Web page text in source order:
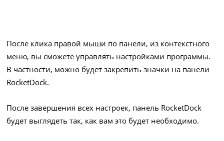
После клика правой мыши по панели, из контекстного
меню, вы сможете управлять настройками программы.
В частности, можно будет закрепить значки на панели
RocketDock.
После завершения всех настроек, панель RocketDock
будет выглядеть так, как вам это будет необходимо.